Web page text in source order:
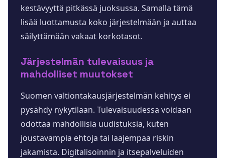
kestävyyttä pitkässä juoksussa. Samalla tämä
lisää luottamusta koko järjestelmään ja auttaa
säilyttämään vakaat korkotasot.
Järjestelmän tulevaisuus ja
mahdolliset muutokset
Suomen valtiontakausjärjestelmän kehitys ei
pysähdy nykytilaan. Tulevaisuudessa voidaan
odottaa mahdollisia uudistuksia, kuten
joustavampia ehtoja tai laajempaa riskin
jakamista. Digitalisoinnin ja itsepalveluiden